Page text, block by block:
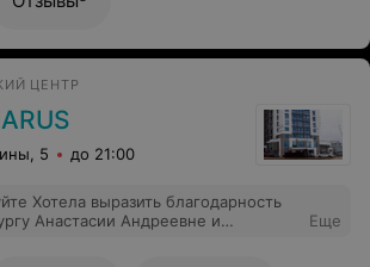
ЦЕНТР
5 до 21:00
Анастасии Андреевне и
так же девушке ассистенту за
Еще